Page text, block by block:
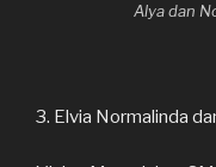
Alya dan
3. Elvia Normalinda